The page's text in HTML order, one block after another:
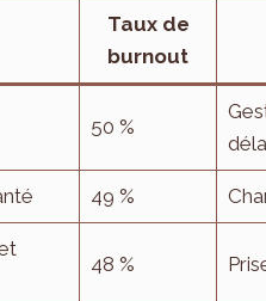
Taux de
burnout
50 %
49 %
48 %